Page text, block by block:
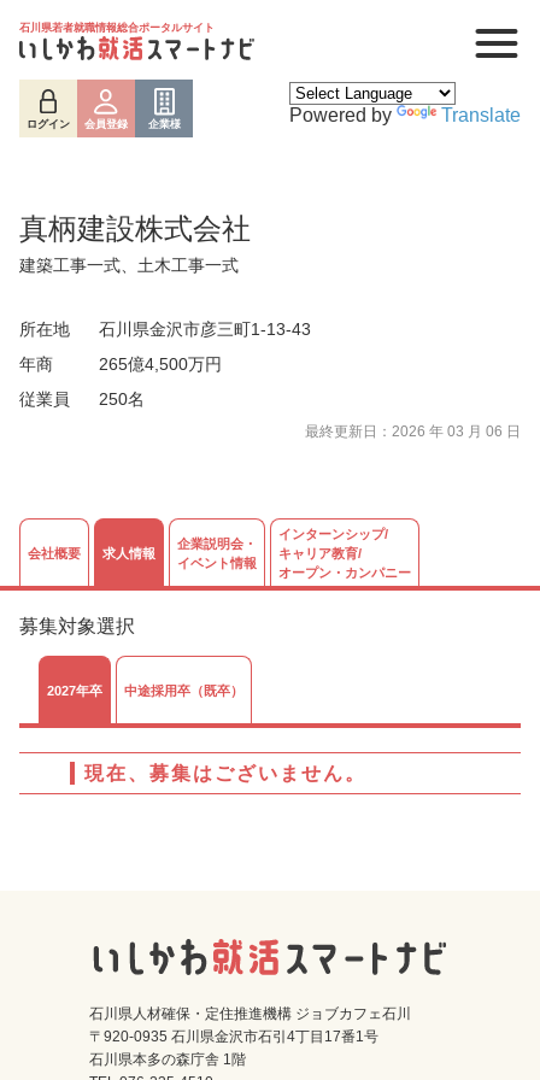
石川県若者就職情報総合ポータルサイト
ログイン 会員登録 企業様 Powered by Translate
真柄建設株式会社
建築工事一式、土木工事一式
所在地
石川県金沢市彦三町1-13-43
年商
265億4,500万円
従業員
250名
最終更新日：2026 年 03 月 06 日
会社概要 求人情報
企業説明会・
イベント情報
インターンシップ/
キャリア教育/
オープン・カンパニー
募集対象選択
2027年卒 中途採用卒（既卒）
現在、募集はございません。
石川県人材確保・定住推進機構 ジョブカフェ石川
〒920-0935 石川県金沢市石引4丁目17番1号
石川県本多の森庁舎 1階